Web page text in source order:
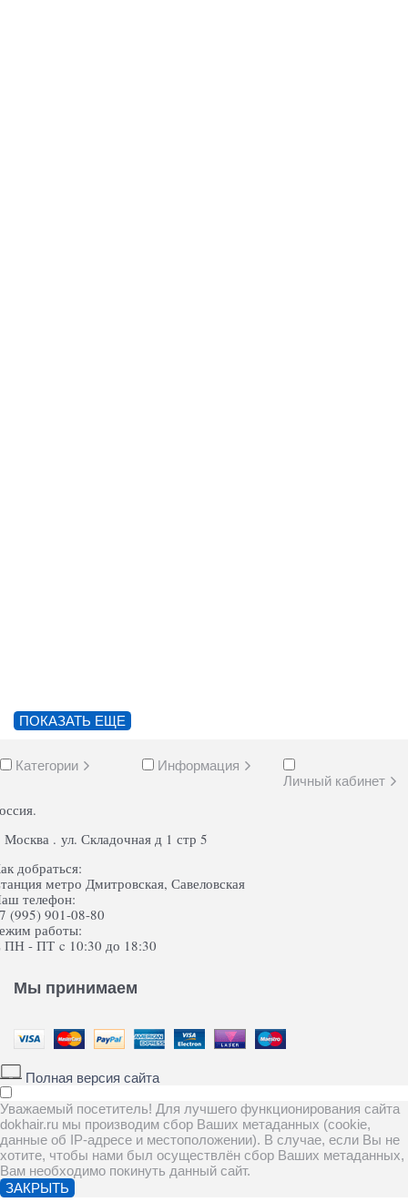
ПОКАЗАТЬ ЕЩЕ
Категории
Информация
Личный кабинет
Москва . ул. Складочная д 1 стр 5
добраться:
метро Дмитровская, Савеловская
телефон:
(995) 901-08-80
работы:
ПН - ПТ c 10:30 до 18:30
Мы принимаем
Полная версия сайта
Уважаемый посетитель! Для лучшего функционирования сайта
dokhair.ru мы производим сбор Ваших метаданных (cookie,
данные об IP-адресе и местоположении). В случае, если Вы не
хотите, чтобы нами был осуществлён сбор Ваших метаданных,
Вам необходимо покинуть данный сайт.
ЗАКРЫТЬ